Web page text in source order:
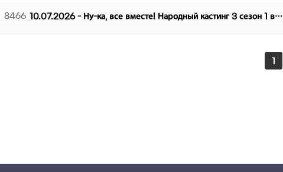
8466 10.07.2026 - Ну-ка, все вместе! Народный кастинг 3 сезон 1 в…